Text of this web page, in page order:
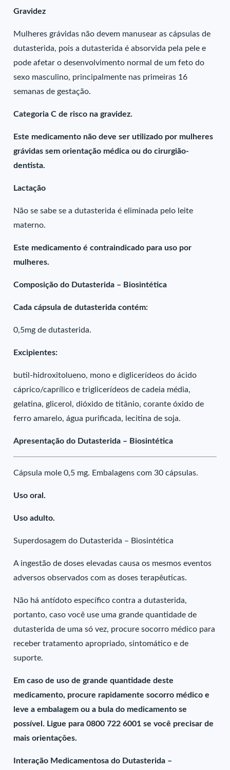
Gravidez
Mulheres grávidas não devem manusear as cápsulas de
dutasterida, pois a dutasterida é absorvida pela pele e
pode afetar o desenvolvimento normal de um feto do
sexo masculino, principalmente nas primeiras 16
semanas de gestação.
Categoria C de risco na gravidez.
Este medicamento não deve ser utilizado por mulheres
grávidas sem orientação médica ou do cirurgião-
dentista.
Lactação
Não se sabe se a dutasterida é eliminada pelo leite
materno.
Este medicamento é contraindicado para uso por
mulheres.
Composição do Dutasterida – Biosintética
Cada cápsula de dutasterida contém:
0,5mg de dutasterida.
Excipientes:
butil-hidroxitolueno, mono e diglicerídeos do ácido
cáprico/caprílico e triglicerídeos de cadeia média,
gelatina, glicerol, dióxido de titânio, corante óxido de
ferro amarelo, água purificada, lecitina de soja.
Apresentação do Dutasterida – Biosintética
Cápsula mole 0,5 mg. Embalagens com 30 cápsulas.
Uso oral.
Uso adulto.
Superdosagem do Dutasterida – Biosintética
A ingestão de doses elevadas causa os mesmos eventos
adversos observados com as doses terapêuticas.
Não há antídoto específico contra a dutasterida,
portanto, caso você use uma grande quantidade de
dutasterida de uma só vez, procure socorro médico para
receber tratamento apropriado, sintomático e de
suporte.
Em caso de uso de grande quantidade deste
medicamento, procure rapidamente socorro médico e
leve a embalagem ou a bula do medicamento se
possível. Ligue para 0800 722 6001 se você precisar de
mais orientações.
Interação Medicamentosa do Dutasterida –